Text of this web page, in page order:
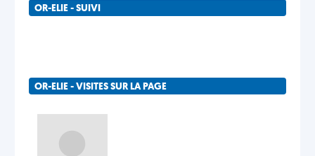
OR-ELIE - SUIVI
OR-ELIE - VISITES SUR LA PAGE